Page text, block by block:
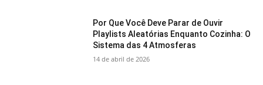
Por Que Você Deve Parar de Ouvir
Playlists Aleatórias Enquanto Cozinha: O
Sistema das 4 Atmosferas
14 de abril de 2026